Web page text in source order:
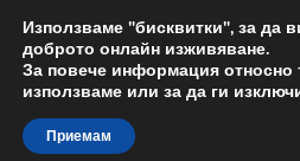
ДОСТАВКА
Доставка по
Skip
to
Skip
to
Използваме "бисквитки", за да
доброто онлайн изживяване.
За повече информация относно
използваме или за да ги
Приемам